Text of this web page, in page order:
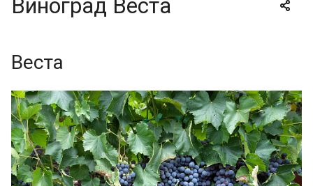
Виноград Веста
Веста